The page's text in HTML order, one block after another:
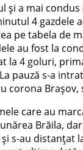
și a mai
4 gazdele
pe tabela de
au fost la
la 4 goluri,
pauză s-a
corona Brașov,
care au
Brăila,
s-au distanțat